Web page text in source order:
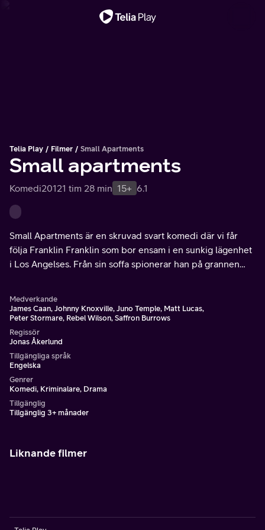
Telia Play Filmer Small Apartments
Small apartments
Komedi20121 tim 28 min 15+ 6.1
Small Apartments är en skruvad svart komedi där vi får
följa Franklin Franklin som bor ensam i en sunkig lägenhet
i Los Angelses. Från sin soffa spionerar han på grannen
Medverkande
James Caan, Johnny Knoxville, Juno Temple, Matt Lucas,
Peter Stormare, Rebel Wilson, Saffron Burrows
Regissör
Jonas Åkerlund
Tillgängliga språk
Engelska
Genrer
Komedi, Kriminalare, Drama
Tillgänglig
Tillgänglig 3+ månader
Liknande filmer